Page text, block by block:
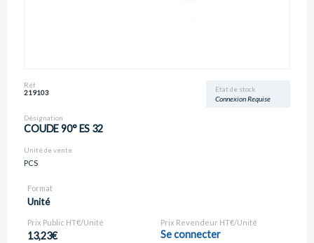
Etat de stock
Connexion Requise
Réf
219103
Désignation
COUDE 90° ES 32
Unité de vente
PCS
Format
Unité
Prix Public HT€/Unité
13,23€
Prix Revendeur HT€/Unité
Se connecter